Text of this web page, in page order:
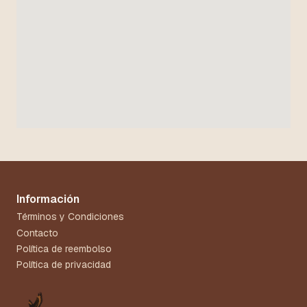
Información
Términos y Condiciones
Contacto
Política de reembolso
Política de privacidad